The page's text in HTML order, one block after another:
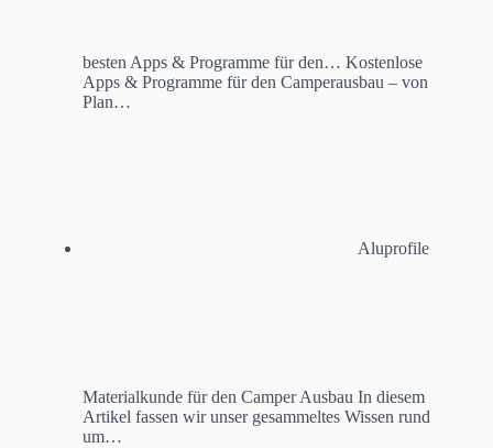
besten Apps & Programme für den… Kostenlose
Apps & Programme für den Camperausbau – von
Plan…
Aluprofile
Materialkunde für den Camper Ausbau In diesem
Artikel fassen wir unser gesammeltes Wissen rund
um…